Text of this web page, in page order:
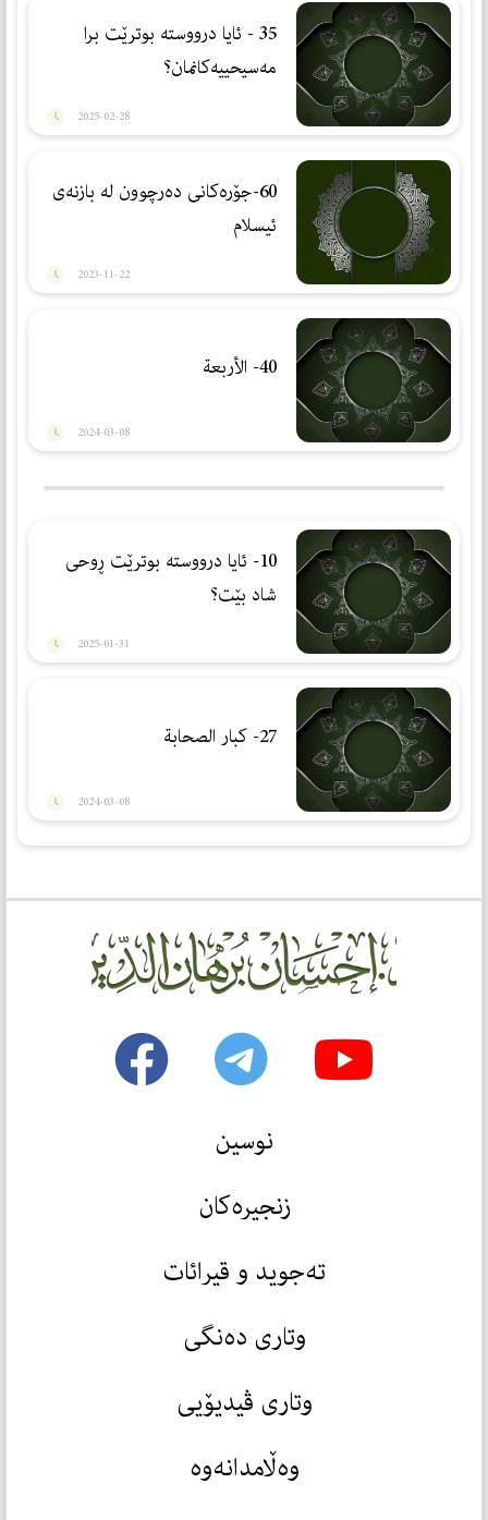
35 - ئایا درووستە بوترێت برا
مەسیحییەكانمان؟
2025-02-28
60-جۆرەكانی دەرچوون لە بازنەی
ئیسلام
2023-11-22
40- الأربعة
2024-03-08
10- ئایا درووستە بوترێت ڕوحی
شاد بێت؟
2025-01-31
27- كبار الصحابة
2024-03-08
نوسین
زنجیرەکان
تەجوید و قیرائات
وتاری دەنگی
وتاری ڤیدیۆیی
وەڵامدانەوە